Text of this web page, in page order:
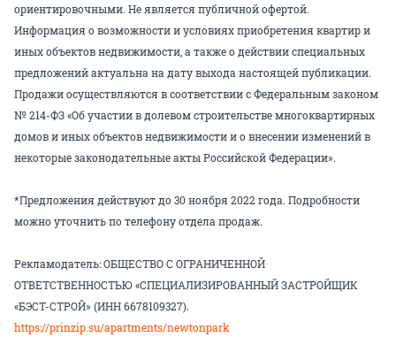
ориентировочными. Не является публичной офертой.
Информация о возможности и условиях приобретения квартир и
иных объектов недвижимости, а также о действии специальных
предложений актуальна на дату выхода настоящей публикации.
Продажи осуществляются в соответствии с Федеральным законом
№ 214-ФЗ «Об участии в долевом строительстве многоквартирных
домов и иных объектов недвижимости и о внесении изменений в
некоторые законодательные акты Российской Федерации».
*Предложения действуют до 30 ноября 2022 года. Подробности
можно уточнить по телефону отдела продаж.
Рекламодатель: ОБЩЕСТВО С ОГРАНИЧЕННОЙ
ОТВЕТСТВЕННОСТЬЮ «СПЕЦИАЛИЗИРОВАННЫЙ ЗАСТРОЙЩИК
«БЭСТ-СТРОЙ» (ИНН 6678109327).
https://prinzip.su/apartments/newtonpark